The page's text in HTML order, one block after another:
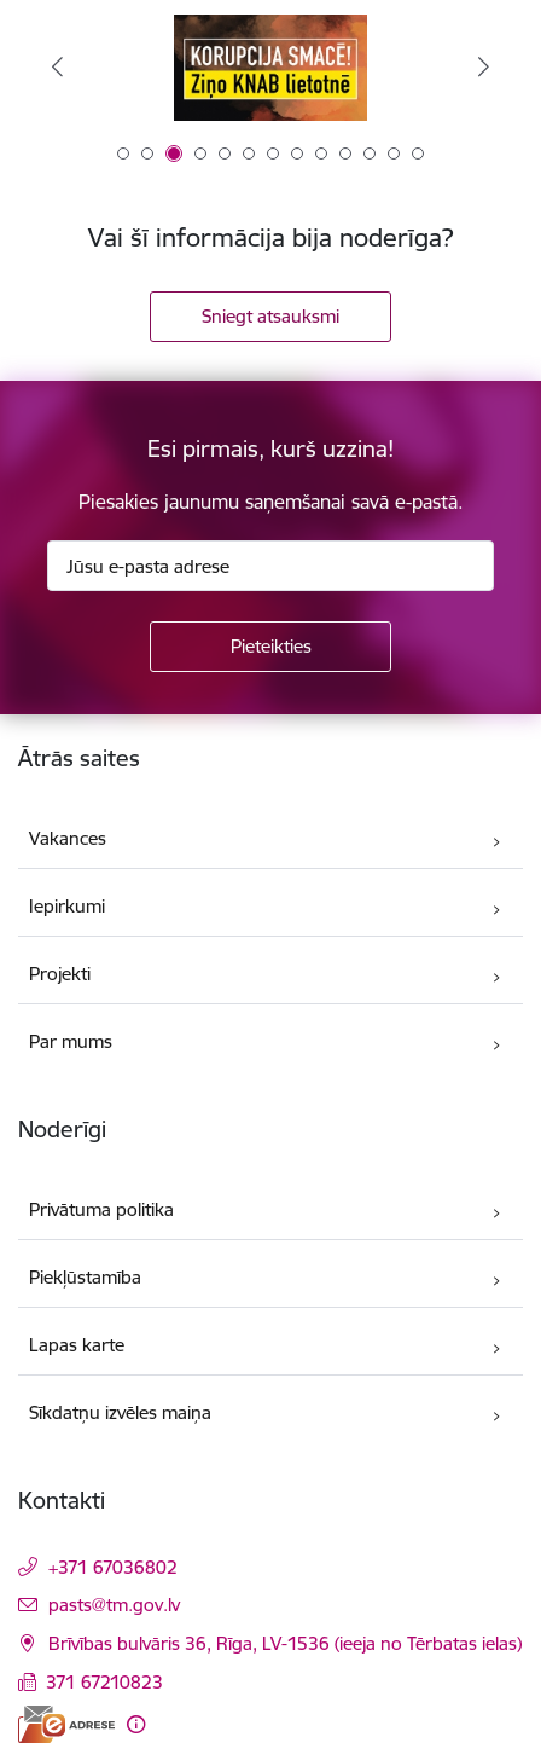
Vai šī informācija bija noderīga?
Sniegt atsauksmi
Esi pirmais, kurš uzzina!
Piesakies jaunumu saņemšanai savā e-pastā.
Kājene
Ātrās saites
Vakances
Iepirkumi
Projekti
Par mums
Noderīgi
Privātuma politika
Piekļūstamība
Lapas karte
Sīkdatņu izvēles maiņa
Kontakti
+371 67036802
E-pasts:
pasts@tm.gov.lv
Brīvības bulvāris 36, Rīga, LV-1536 (ieeja no Tērbatas ielas)
371 67210823